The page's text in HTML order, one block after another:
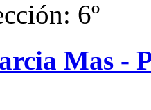
6º
Mas -